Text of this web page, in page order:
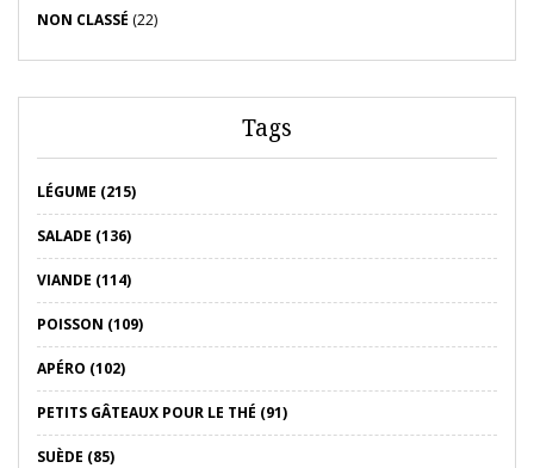
NON CLASSÉ (22)
Tags
LÉGUME (215)
SALADE (136)
VIANDE (114)
POISSON (109)
APÉRO (102)
PETITS GÂTEAUX POUR LE THÉ (91)
SUÈDE (85)